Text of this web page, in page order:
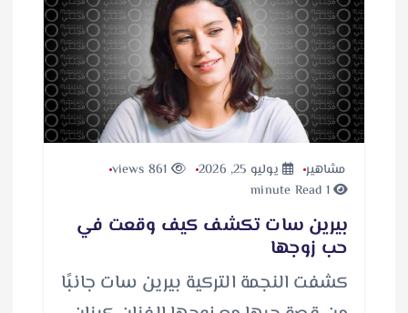
مشاهير يوليو 25, 2026
1 minute Read
بيرين سات تكشف كيف وقعت في
حب زوجها
كشفت النجمة التركية بيرين سات جانبًا